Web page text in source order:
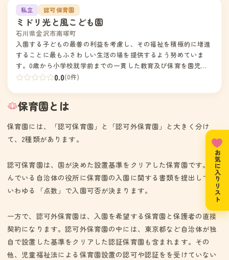
1私立 認可保育園
ミドリ光と風こども園
石川県金沢市南塚町
入園する子どもの最善の利益を考慮し、その福祉を積極的に増進
することに最もふさわしい生活の場を提供するよう努めていま
す。0歳から小学校就学前までの一貫した教育及び保育を園児の
発達を考慮した特定教育・保育を提供します。
0.0(0件)
保育園とは
保育園には、「認可保育園」と「認可外保育園」と大きく分け
て、2種類があります。
認可保育園は、国が決めた設置基準をクリアした保育園です。住
んでいる自治体の役所に保育園の入園に関する書類を提出して、
いわゆる「点数」で入園可否が決まります。
一方で、認可外保育園は、入園を希望する保育園と保護者の直接
契約になります。認可外保育園の中には、東京都など自治体が独
自で設置した基準をクリアした認証保育園も含まれます。その
他、児童福祉法による保育園設置の認可や認証をを受けていない
お気に入りリスト